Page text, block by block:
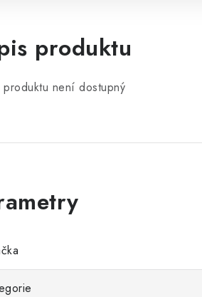
produktu
produktu není dostupný